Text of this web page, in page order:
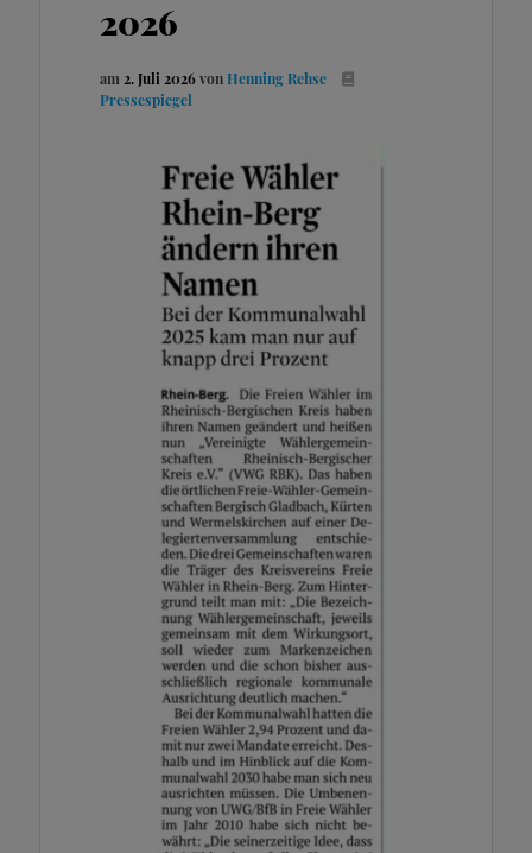
2026
am 2. Juli 2026von Henning Rehse
Pressespiegel